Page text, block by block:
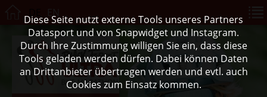
Diese Seite nutzt externe Tools unseres Partners
Datasport und von Snapwidget und Instagram.
Durch Ihre Zustimmung willigen Sie ein, dass diese
Tools geladen werden dürfen. Dabei können Daten
an Drittanbieter übertragen werden und evtl. auch
Cookies zum Einsatz kommen.